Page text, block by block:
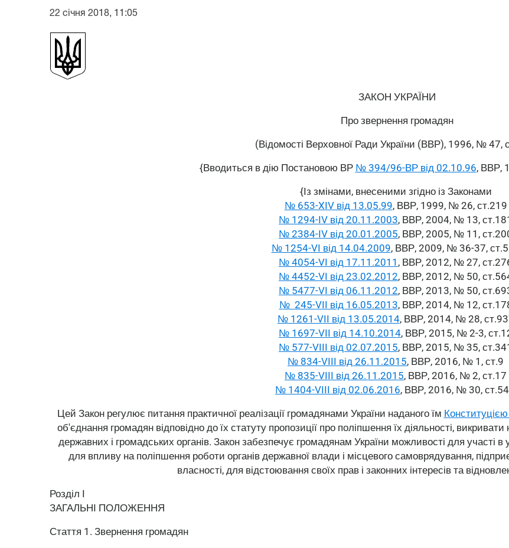
22 січня 2018, 11:05
ЗАКОН УКРАЇНИ
Про звернення громадян
(Відомості Верховної Ради України (ВВР), 1996, № 47,
{Вводиться в дію Постановою ВР № 394/96-ВР від 02.10.96, ВВР,
{Із змінами, внесеними згідно із Законами
№ 653-XIV від 13.05.99, ВВР, 1999, № 26, ст.219
№ 1294-IV від 20.11.2003, ВВР, 2004, № 13,
№ 2384-IV від 20.01.2005, ВВР, 2005, № 11,
№ 1254-VI від 14.04.2009, ВВР, 2009, № 36-37,
№ 4054-VI від 17.11.2011 , ВВР, 2012, № 27,
№ 4452-VI від 23.02.2012, ВВР, 2012, № 50,
№ 5477-VI від 06.11.2012, ВВР, 2013, № 50,
№ 245-VII від 16.05.2013, ВВР, 2014, № 12,
№ 1261-VII від 13.05.2014, ВВР, 2014, № 28,
№ 1697-VII від 14.10.2014, ВВР, 2015, № 2-3,
№ 577-VIII від 02.07.2015, ВВР, 2015, № 35,
№ 834-VIII від 26.11.2015, ВВР, 2016, № 1, ст.9
№ 835-VIII від 26.11.2015, ВВР, 2016, № 2, ст.17
№ 1404-VIII від 02.06.2016, ВВР, 2016, № 30,
Цей Закон регулює питання практичної реалізації громадянами України наданого їм Конституцією
об'єднання громадян відповідно до їх статуту пропозиції про поліпшення їх діяльності,
державних і громадських органів. Закон забезпечує громадянам України можливості для участі
для впливу на поліпшення роботи органів державної влади і місцевого самоврядування,
власності, для відстоювання своїх прав і законних інтересів та
Розділ I
ЗАГАЛЬНІ ПОЛОЖЕННЯ
Стаття 1. Звернення громадян